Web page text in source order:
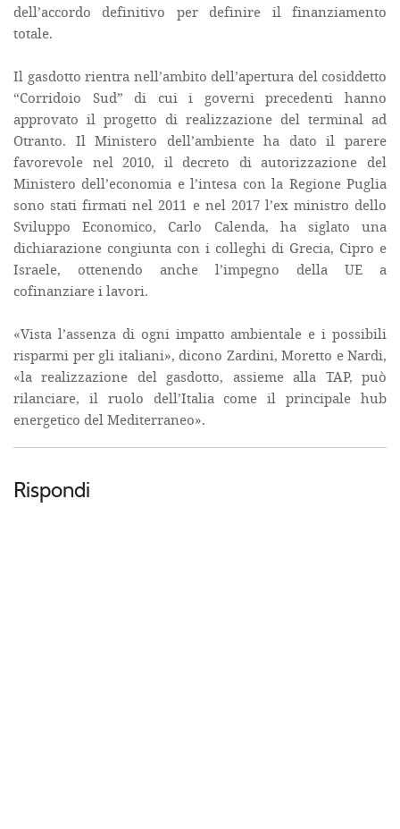
dell’accordo definitivo per definire il finanziamento
totale.
Il gasdotto rientra nell’ambito dell’apertura del cosiddetto
“Corridoio Sud” di cui i governi precedenti hanno
approvato il progetto di realizzazione del terminal ad
Otranto. Il Ministero dell’ambiente ha dato il parere
favorevole nel 2010, il decreto di autorizzazione del
Ministero dell’economia e l’intesa con la Regione Puglia
sono stati firmati nel 2011 e nel 2017 l’ex ministro dello
Sviluppo Economico, Carlo Calenda, ha siglato una
dichiarazione congiunta con i colleghi di Grecia, Cipro e
Israele, ottenendo anche l’impegno della UE a
cofinanziare i lavori.
«Vista l’assenza di ogni impatto ambientale e i possibili
risparmi per gli italiani», dicono Zardini, Moretto e Nardi,
«la realizzazione del gasdotto, assieme alla TAP, può
rilanciare, il ruolo dell’Italia come il principale hub
energetico del Mediterraneo».
Rispondi